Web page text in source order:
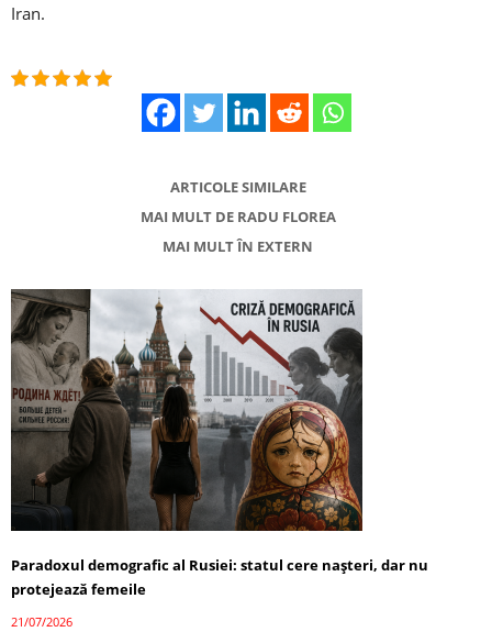
Iran.
ARTICOLE SIMILARE
MAI MULT DE RADU FLOREA
MAI MULT ÎN EXTERN
Paradoxul demografic al Rusiei: statul cere nașteri, dar nu
protejează femeile
21/07/2026